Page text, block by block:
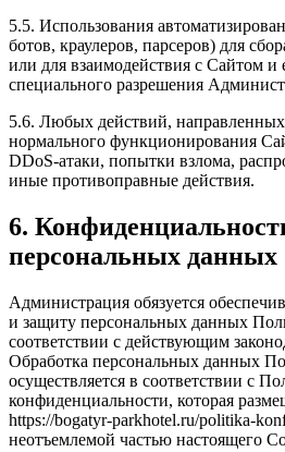
5.5. Использования
ботов, краулеров, парсеров) для
или для взаимодействия с Сайтом и
специального разрешения
5.6. Любых действий,
нормального функционирования
DDoS-атаки, попытки взлома,
иные противоправные действия.
6.
персональных данных
Администрация обязуется
и защиту персональных данных
соответствии с действующим
Обработка персональных данных
осуществляется в соответствии с
конфиденциальности, которая
https://bogatyr-parkhotel.ru/politika-
неотъемлемой частью настоящего